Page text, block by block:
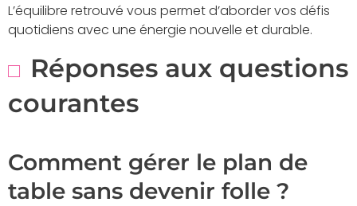
L’équilibre retrouvé vous permet d’aborder vos défis
quotidiens avec une énergie nouvelle et durable.
Réponses aux questions
courantes
Comment gérer le plan de
table sans devenir folle ?